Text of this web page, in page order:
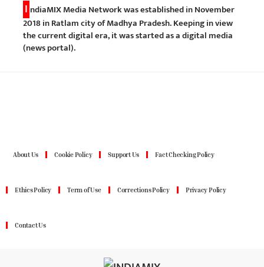
I ndiaMIX Media Network was established in November
2018 in Ratlam city of Madhya Pradesh. Keeping in view
the current digital era, it was started as a digital media
(news portal).
About Us Cookie Policy Support Us Fact Checking Policy
Ethics Policy Term of Use Corrections Policy Privacy Policy
Contact Us